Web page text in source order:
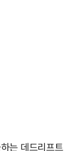
는 데드리프트